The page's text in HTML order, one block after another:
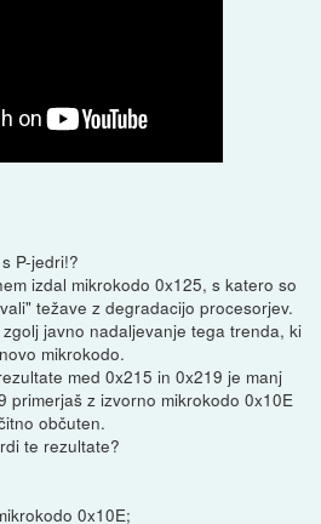
P-jedri!?
izdal mikrokodo 0x125, s katero so
težave z degradacijo procesorjev.
javno nadaljevanje tega trenda, ki
mikrokodo.
med 0x215 in 0x219 je manj
primerjaš z izvorno mikrokodo 0x10E
občuten.
te rezultate?
0x10E;